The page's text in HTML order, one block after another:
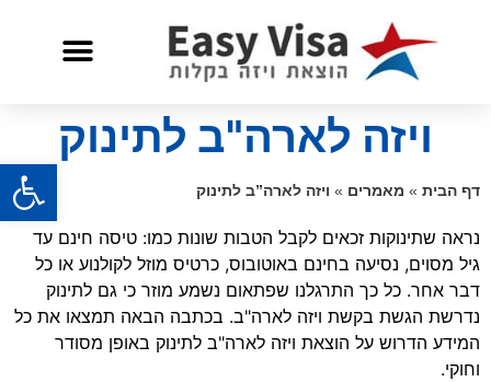
ויזה לארה"ב לתינוק
דף הבית » מאמרים » ויזה לארה”ב לתינוק
נראה שתינוקות זכאים לקבל הטבות שונות כמו: טיסה חינם עד
גיל מסוים, נסיעה בחינם באוטובוס, כרטיס מוזל לקולנוע או כל
דבר אחר. כל כך התרגלנו שפתאום נשמע מוזר כי גם לתינוק
נדרשת הגשת בקשת ויזה לארה"ב. בכתבה הבאה תמצאו את כל
המידע הדרוש על הוצאת ויזה לארה"ב לתינוק באופן מסודר
וחוקי.